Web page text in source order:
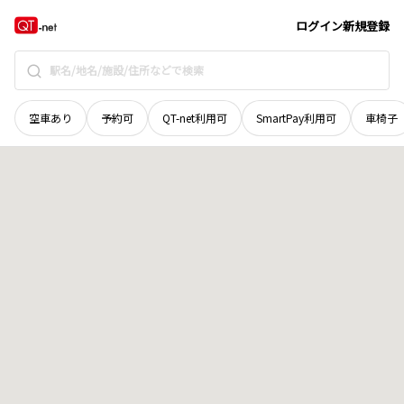
ログイン新規登録
空車あり 予約可 QT-net利用可 SmartPay利用可 車椅子
広島県